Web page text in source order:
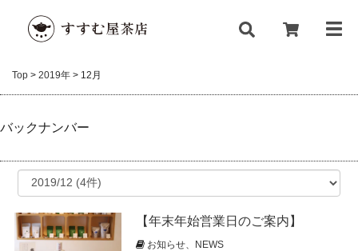
Top > 2019年 > 12月
バックナンバー
【年末年始営業日のご案内】
お知らせ、NEWS